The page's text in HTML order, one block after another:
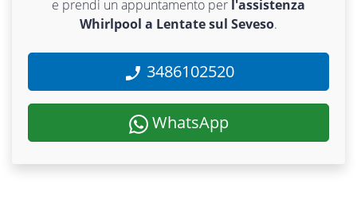
e prendi un appuntamento per l'assistenza
Whirlpool a Lentate sul Seveso.
3486102520
WhatsApp